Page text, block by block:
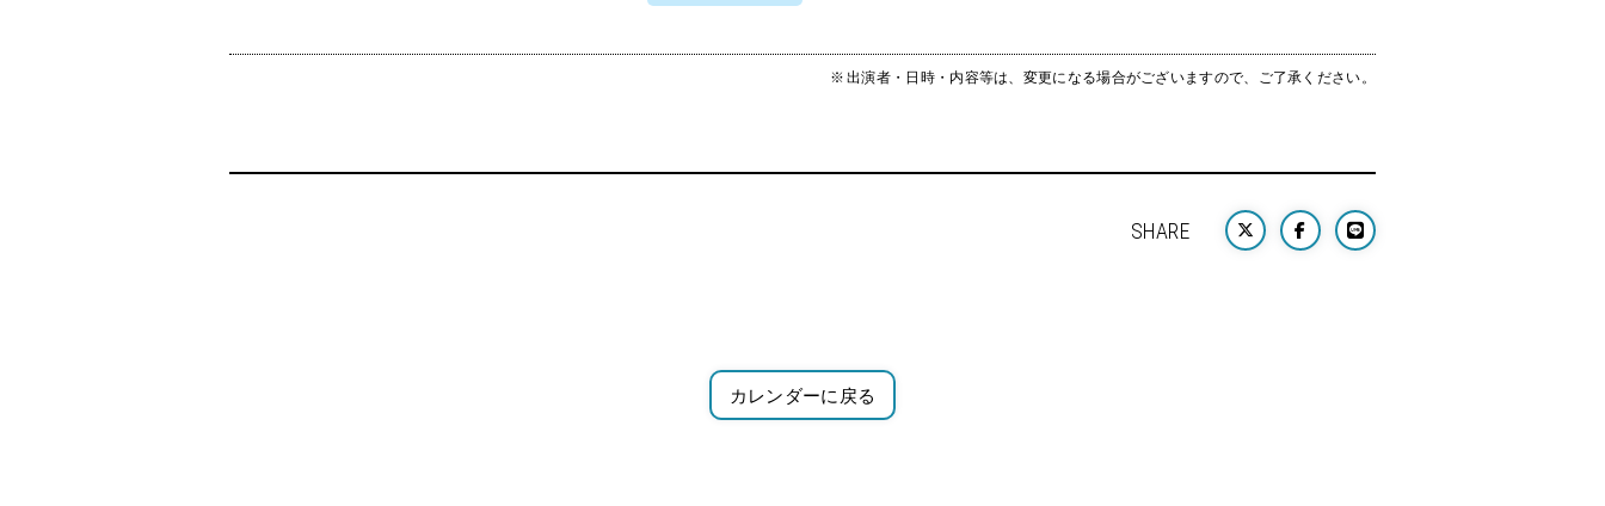
出演者・日時・内容等は、変更になる場合がございますので、ご了承ください。
SHARE
カレンダーに戻る